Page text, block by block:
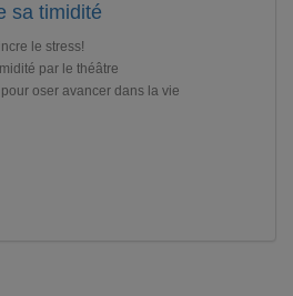
sa timidité
le stress!
par le théâtre
oser avancer dans la vie